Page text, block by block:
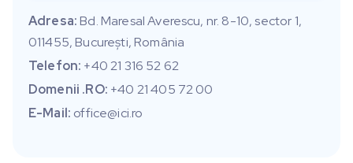
Adresa:Bd. Maresal Averescu, nr. 8-10, sector 1,
011455, Bucureşti, România
Telefon: +40 21 316 52 62
Domenii .RO: +40 21 405 72 00
E-Mail: office@ici.ro